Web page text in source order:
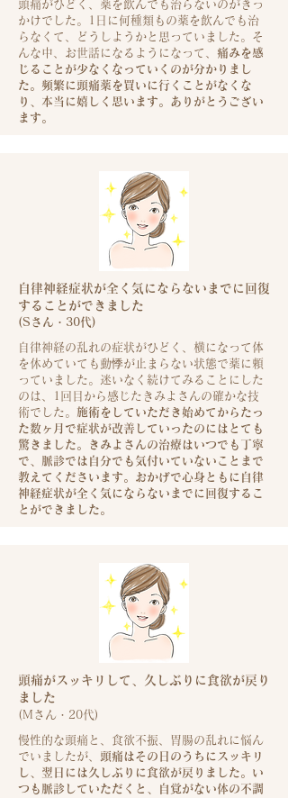
頭痛がひどく、薬を飲んでも治らないのがきっ
かけでした。1日に何種類もの薬を飲んでも治
らなくて、どうしようかと思っていました。 そ
んな中、お世話になるようになって、 痛みを感
じることが少なくなっていくのが分かりまし
た。頻繁に頭痛薬を買いに行くことがなくな
り、本当に嬉しく思います。ありがとうござい
ます。
自律神経症状が全く気にならないまでに回復
することができました
(S さん・30代)
自律神経の乱れの症状がひどく、横になって体
を休めていても動悸が止まらない状態で薬に頼
っていました。迷いなく続けてみることにした
のは、1回目から感じたきみよさんの確かな技
術でした。 施術をしていただき始めてからたっ
た数ヶ月で症状が改善していったのにはとても
驚きました。きみよさんの治療はいつでも丁寧
で、脈診では自分でも気付いていないことまで
教えてくださいます。おかげで心身ともに自律
神経症状が全く気にならないまでに回復するこ
とができました。
頭痛がスッキリして、久しぶりに食欲が戻り
ました
(Mさん・20代)
慢性的な頭痛と、食欲不振、胃腸の乱れに悩ん
でいましたが、 頭痛はその日のうちにスッキリ
し、翌日には久しぶりに食欲が戻りました。い
つも脈診していただくと、自覚がない体の不調